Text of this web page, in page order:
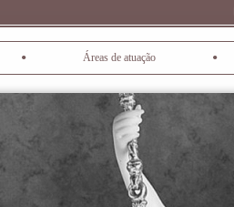
• Áreas de atuação •